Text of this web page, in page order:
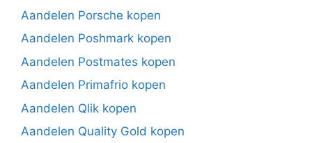
Aandelen Porsche kopen
Aandelen Poshmark kopen
Aandelen Postmates kopen
Aandelen Primafrio kopen
Aandelen Qlik kopen
Aandelen Quality Gold kopen